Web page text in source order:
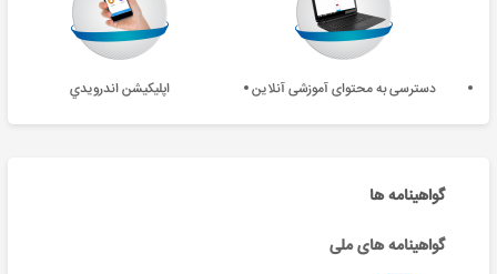
دسترسی به محتوای آموزشی آنلاین اپليکيشن اندرويدي
گواهینامه ها
گواهینامه های ملی